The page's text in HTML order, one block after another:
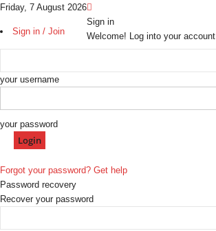
Friday, 7 August 2026
Sign in / Join
Sign in
Welcome! Log into your account
your username
your password
Forgot your password? Get help
Password recovery
Recover your password